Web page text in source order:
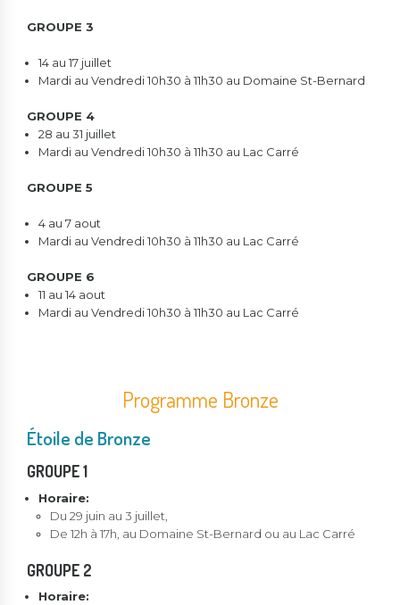
GROUPE 3
14 au 17 juillet
Mardi au Vendredi 10h30 à 11h30 au Domaine St-Bernard
GROUPE 4
28 au 31 juillet
Mardi au Vendredi 10h30 à 11h30 au Lac Carré
GROUPE 5
4 au 7 aout
Mardi au Vendredi 10h30 à 11h30 au Lac Carré
GROUPE 6
11 au 14 aout
Mardi au Vendredi 10h30 à 11h30 au Lac Carré
Programme Bronze
Étoile de Bronze
GROUPE 1
Horaire:
Du 29 juin au 3 juillet,
De 12h à 17h, au Domaine St-Bernard ou au Lac Carré
GROUPE 2
Horaire: